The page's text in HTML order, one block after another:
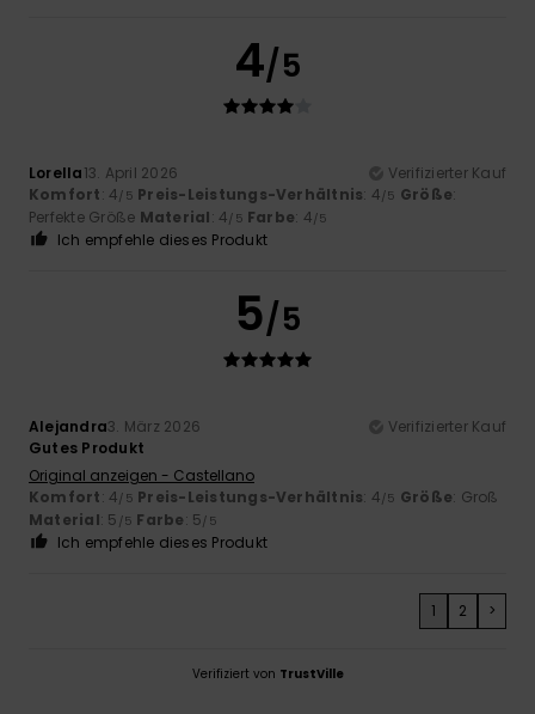
4/5
Lorella13. April 2026
Verifizierter Kauf
Komfort: 4/5 Preis-Leistungs-Verhältnis: 4/5 Größe:
Perfekte Größe Material: 4/5 Farbe: 4/5
Ich empfehle dieses Produkt
5/5
Alejandra3. März 2026
Verifizierter Kauf
Gutes Produkt
Original anzeigen - Castellano
Komfort: 4/5 Preis-Leistungs-Verhältnis: 4/5 Größe: Groß
Material: 5 /5 Farbe: 5/5
Ich empfehle dieses Produkt
1 2 >
Verifiziert von TrustVille